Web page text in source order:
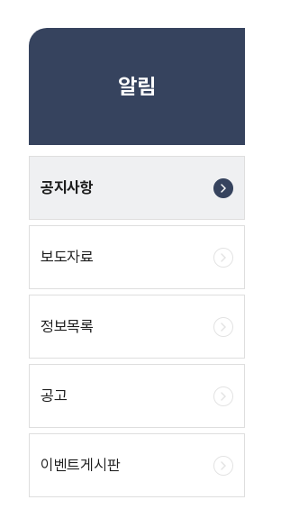
알림
공지사항
보도자료
정보목록
공고
이벤트게시판